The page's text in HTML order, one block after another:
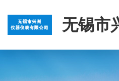
无锡市